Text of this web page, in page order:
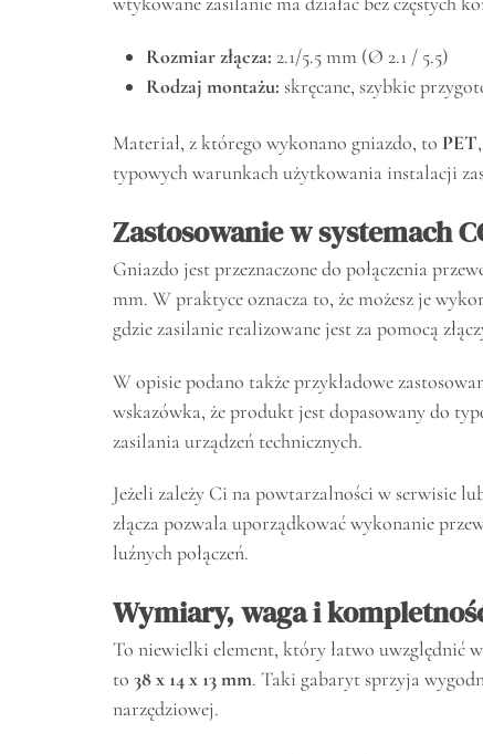
Rozmiar złącza: 2.1/5.5 mm (Ø 2.1 / 5.5)
Rodzaj montażu: skręcane, szybkie
Materiał, z którego wykonano gniazdo, to PET
typowych warunkach użytkowania instalacji
Zastosowanie w systemach
Gniazdo jest przeznaczone do połączenia
mm. W praktyce oznacza to, że możesz je
gdzie zasilanie realizowane jest za pomocą
W opisie podano także przykładowe
wskazówka, że produkt jest dopasowany do
zasilania urządzeń technicznych.
Jeżeli zależy Ci na powtarzalności w serwisie
złącza pozwala uporządkować wykonanie
luźnych połączeń.
Wymiary, waga i
To niewielki element, który łatwo uwzględnić
to 38 x 14 x 13 mm. Taki gabaryt sprzyja
narzędziowej.